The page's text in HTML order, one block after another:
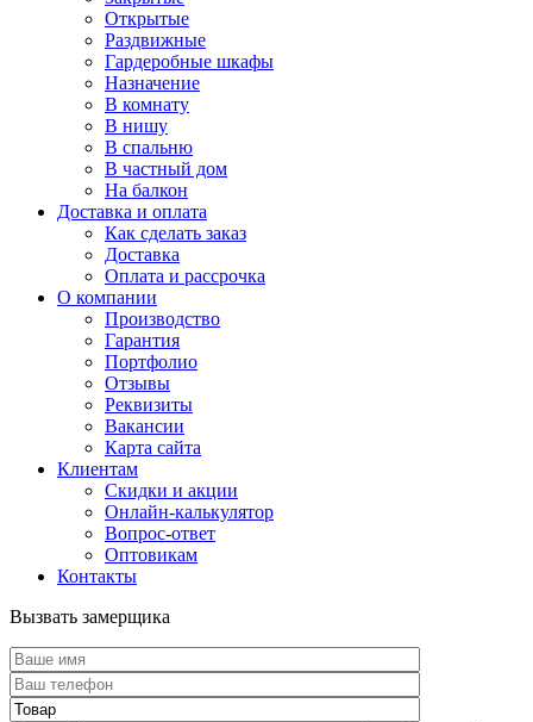
Открытые
Раздвижные
Гардеробные шкафы
Назначение
В комнату
В нишу
В спальню
В частный дом
На балкон
Доставка и оплата
Как сделать заказ
Доставка
Оплата и рассрочка
О компании
Производство
Гарантия
Портфолио
Отзывы
Реквизиты
Вакансии
Карта сайта
Клиентам
Скидки и акции
Онлайн-калькулятор
Вопрос-ответ
Оптовикам
Контакты
Вызвать замерщика